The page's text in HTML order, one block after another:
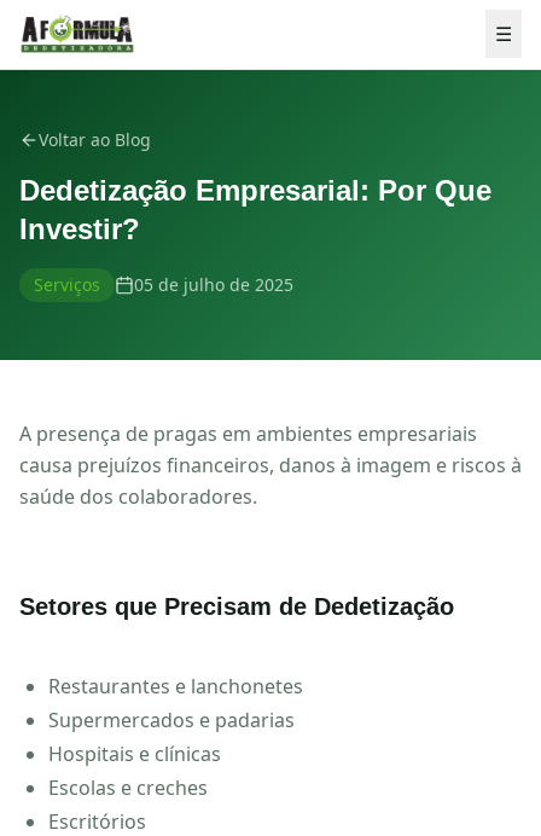
Pular para o conteúdo
☰
💬 ORÇAMENTO GRÁTIS
Voltar ao Blog
Dedetização Empresarial: Por Que
Investir?
Serviços 05 de julho de 2025
A presença de pragas em ambientes empresariais
causa prejuízos financeiros, danos à imagem e riscos à
saúde dos colaboradores.
Setores que Precisam de Dedetização
Restaurantes e lanchonetes
Supermercados e padarias
Hospitais e clínicas
Escolas e creches
Escritórios